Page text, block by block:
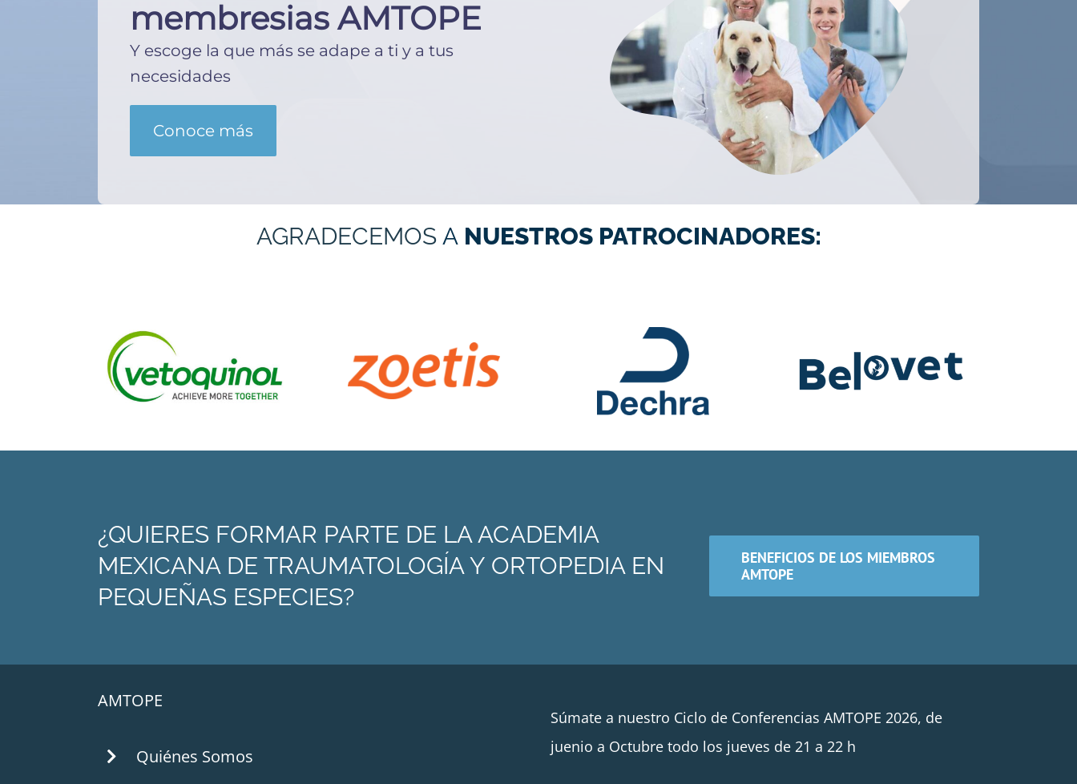
membresias AMTOPE
Y escoge la que más se adape a ti y a tus
necesidades
Conoce más
AGRADECEMOS A NUESTROS PATROCINADORES:
¿QUIERES FORMAR PARTE DE LA ACADEMIA
MEXICANA DE TRAUMATOLOGÍA Y ORTOPEDIA EN
PEQUEÑAS ESPECIES?
BENEFICIOS DE LOS MIEMBROS
AMTOPE
AMTOPE
Quiénes Somos
Súmate a nuestro Ciclo de Conferencias AMTOPE 2026, de
juenio a Octubre todo los jueves de 21 a 22 h